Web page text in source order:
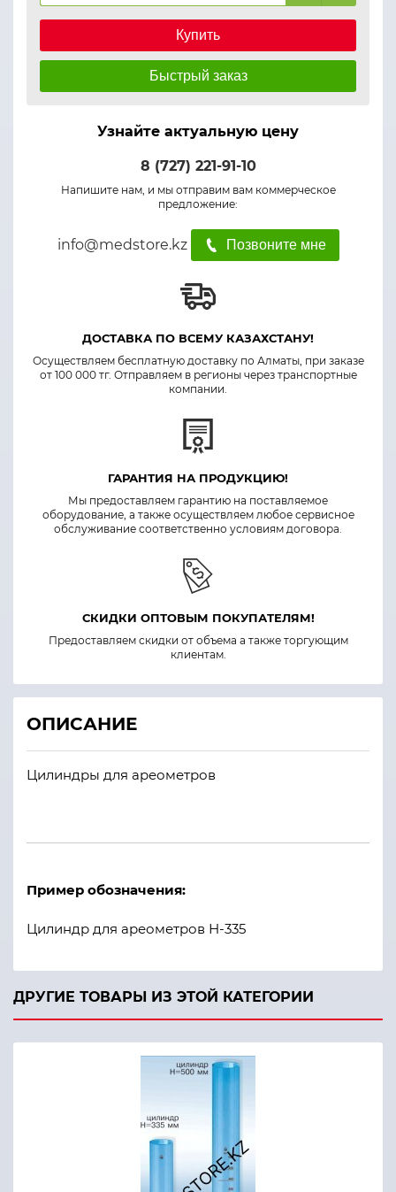
Купить
Быстрый заказ
Узнайте актуальную цену
8 (727) 221-91-10
Напишите нам, и мы отправим вам коммерческое
предложение:
info@medstore.kz Позвоните мне
ДОСТАВКА ПО ВСЕМУ КАЗАХСТАНУ!
Осуществляем бесплатную доставку по Алматы, при заказе
от 100 000 тг. Отправляем в регионы через транспортные
компании.
ГАРАНТИЯ НА ПРОДУКЦИЮ!
Мы предоставляем гарантию на поставляемое
оборудование, а также осуществляем любое сервисное
обслуживание соответственно условиям договора.
СКИДКИ ОПТОВЫМ ПОКУПАТЕЛЯМ!
Предоставляем скидки от объема а также торгующим
клиентам.
ОПИСАНИЕ
Цилиндры для ареометров
Цилиндр для ареометра АНТ-2 ГОСТ 18481-81
Цилиндр для ареометров АНТ-1 чертеж
Пример обозначения:
Цилиндр для ареометров Н-335
ДРУГИЕ ТОВАРЫ ИЗ ЭТОЙ КАТЕГОРИИ